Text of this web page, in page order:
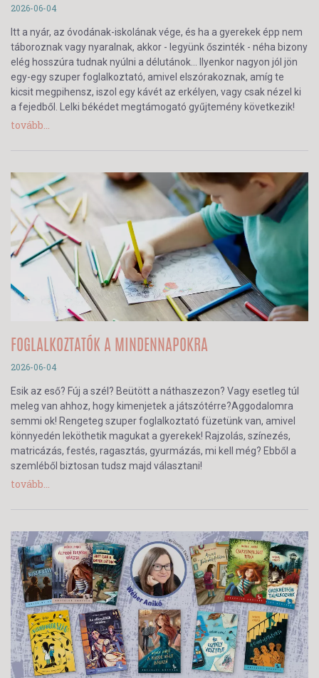
2026-06-04
Itt a nyár, az óvodának-iskolának vége, és ha a gyerekek épp nem
táboroznak vagy nyaralnak, akkor - legyünk őszinték - néha bizony
elég hosszúra tudnak nyúlni a délutánok… Ilyenkor nagyon jól jön
egy-egy szuper foglalkoztató, amivel elszórakoznak, amíg te
kicsit megpihensz, iszol egy kávét az erkélyen, vagy csak nézel ki
a fejedből. Lelki békédet megtámogató gyűjtemény következik!
tovább...
FOGLALKOZTATÓK A MINDENNAPOKRA
2026-06-04
Esik az eső? Fúj a szél? Beütött a náthaszezon? Vagy esetleg túl
meleg van ahhoz, hogy kimenjetek a játszótérre?Aggodalomra
semmi ok! Rengeteg szuper foglalkoztató füzetünk van, amivel
könnyedén leköthetik magukat a gyerekek! Rajzolás, színezés,
matricázás, festés, ragasztás, gyurmázás, mi kell még? Ebből a
szemléből biztosan tudsz majd választani!
tovább...